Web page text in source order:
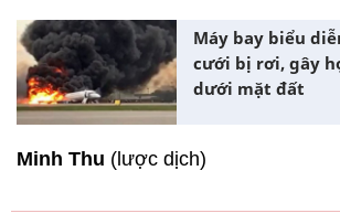
Máy bay biểu
cưới bị rơi, gây
dưới mặt đất
Minh Thu (lược dịch)